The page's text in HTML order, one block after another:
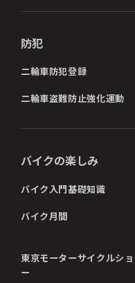
防犯
二輪車防犯登録
二輪車盗難防止強化運動
バイクの楽しみ
バイク入門基礎知識
バイク月間
東京モーターサイクルショ
ー